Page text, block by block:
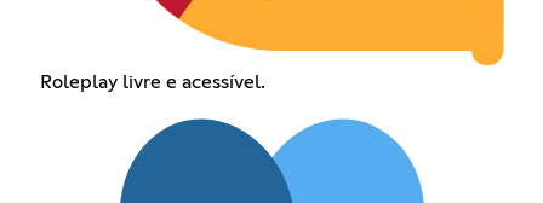
Roleplay livre e acessível.